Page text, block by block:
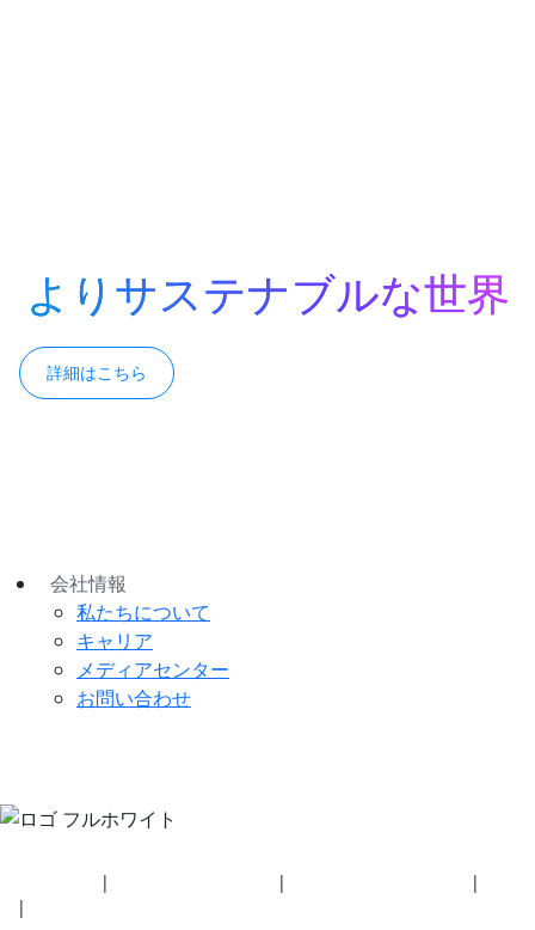
よりサステナブルな世界
詳細はこちら
会社情報
私たちについて
キャリア
メディアセンター
お問い合わせ
| | |
|